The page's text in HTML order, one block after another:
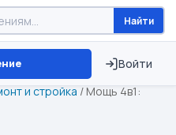
Найти
Войти
⏱ ТОЛЬКО 15 ДНЕЙ
и стройка / Мощь 4в1: